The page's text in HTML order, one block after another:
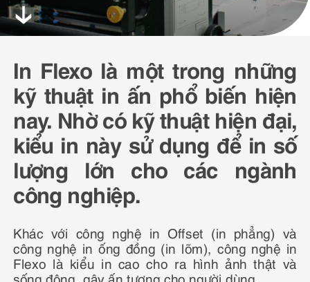
In Flexo là một trong những
kỹ thuật in ấn phổ biến hiện
nay. Nhờ có kỹ thuật hiện đại,
kiểu in này sử dụng để in số
lượng lớn cho các ngành
công nghiệp.
Khác với công nghệ in Offset (in phẳng) và
công nghệ in ống đồng (in lõm), công nghệ in
Flexo là kiểu in cao cho ra hình ảnh thật và
sống động, gây ấn tượng cho người dùng.